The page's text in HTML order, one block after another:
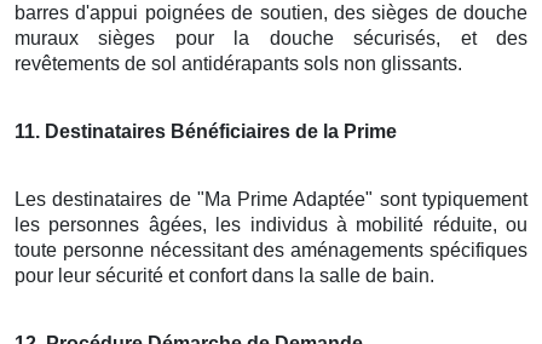
barres d'appui poignées de soutien, des sièges de douche
muraux sièges pour la douche sécurisés, et des
revêtements de sol antidérapants sols non glissants.
11. Destinataires Bénéficiaires de la Prime
Les destinataires de "Ma Prime Adaptée" sont typiquement
les personnes âgées, les individus à mobilité réduite, ou
toute personne nécessitant des aménagements spécifiques
pour leur sécurité et confort dans la salle de bain.